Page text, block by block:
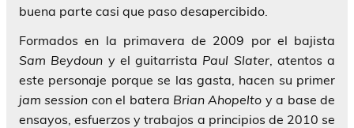
buena parte casi que paso desapercibido.
Formados en la primavera de 2009 por el bajista
Sam Beydoun y el guitarrista Paul Slater, atentos a
este personaje porque se las gasta, hacen su primer
jam session con el batera Brian Ahopelto y a base de
ensayos, esfuerzos y trabajos a principios de 2010 se